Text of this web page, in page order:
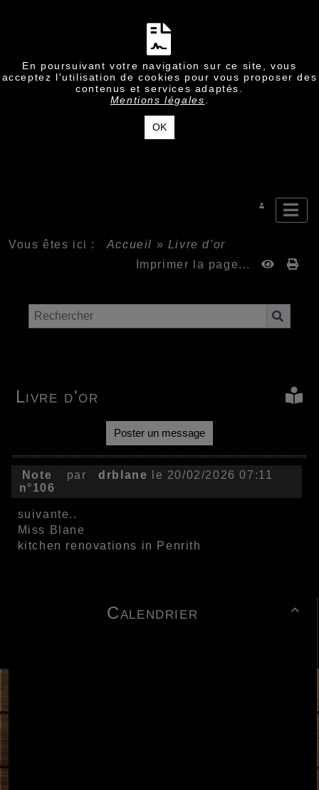
En poursuivant votre navigation sur ce site, vous
acceptez l'utilisation de cookies pour vous proposer des
contenus et services adaptés.
Mentions légales
OK
Vous êtes ici : Accueil » Livre d'or
Imprimer la page...

Calendrier
Livre d'or
Poster un message
Note
n°106
par drblane le 20/02/2026 07:11
suivante..
Miss Blane
kitchen renovations in Penrith